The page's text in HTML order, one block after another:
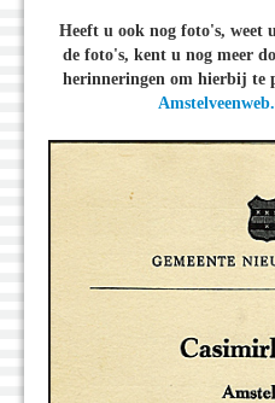
Heeft u ook nog foto's, weet
de foto's, kent u nog meer
herinneringen om hierbij te